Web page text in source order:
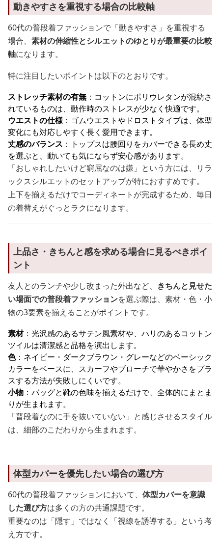
動きやすさを重視する場合の比較軸
60代の普段着ファッションで「動きやすさ」を重視する
場合、 素材の伸縮性とシルエットのゆとりが最重要の比較
軸になります。
特に注目したいポイントは以下のとおりです。
ストレッチ素材の有無 ：コットンにポリウレタンが混紡さ
れているものは、動作時のストレスが少なく快適です。
ウエストの仕様：ゴムウエストやドロストタイプは、体型
変化にも対応しやすく長く愛用できます。
丈感のバランス ：トップスは腰回りをカバーできる長め丈
を選ぶと、動いても気にならず安心感があります。
「おしゃれしたいけど窮屈なのは嫌」という方には、リラ
ックスシルエットのセットアップが特におすすめです。
上下を揃えるだけでコーディネートが完成するため、毎日
の着替えがぐっとラクになります。
上品さ・きちんと感を求める場合に見るべきポイ
ント
友人とのランチや少し改まった外出など、 きちんと見せた
い場面での普段着ファッションを選ぶ際は、素材・色・小
物の3要素を揃えることがポイントです。
素材：光沢感のあるサテン風素材や、ハリのあるコットン
ツイルは清潔感と品格を演出します。
色：ネイビー・ダークブラウン・グレーなどのベーシック
カラーをベースに、スカーフやブローチで華やかさをプラ
スする方法が失敗しにくいです。
小物 ：バッグと靴の色味を揃えるだけで、全体的にまとま
りが生まれます。
「普段着なのに手を抜いていない」と感じさせるスタイル
は、細部のこだわりから生まれます。
体型カバーを優先したい場合の選び方
60代の普段着ファッションにおいて、 体型カバーを意識
した選び方は多くの方の共通課題です。
重要なのは「隠す」ではなく「視線を誘導する」という考
え方です。